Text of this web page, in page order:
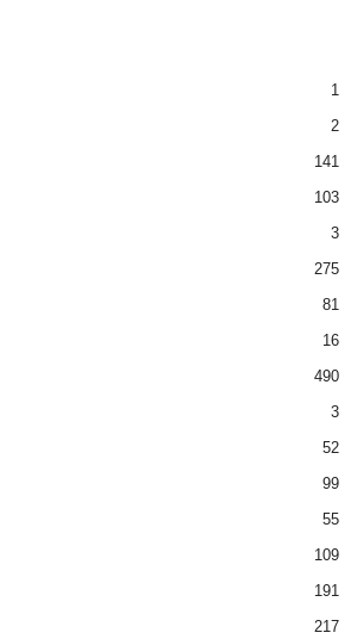
1
2
141
103
3
275
81
16
490
3
52
99
55
109
191
217